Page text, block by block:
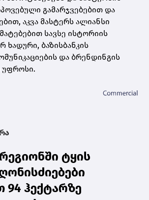
გამარჯვებებით და
აკვა მასტერს ალიანსი
სავსე ისტორიის
ხადური, ბაზისბანკის
და ბრენდინგის
უფროსი.
ტყის
94 ჰექტარზე